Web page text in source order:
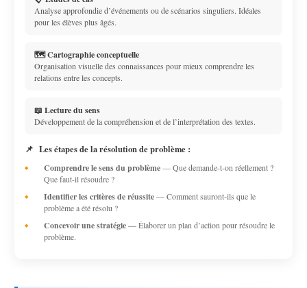
Analyse approfondie d’événements ou de scénarios singuliers. Idéales
pour les élèves plus âgés.
🗺️ Cartographie conceptuelle
Organisation visuelle des connaissances pour mieux comprendre les
relations entre les concepts.
📖 Lecture du sens
Développement de la compréhension et de l’interprétation des textes.
📌 Les étapes de la résolution de problème :
Comprendre le sens du problème— Que demande-t-on réellement ?
Que faut-il résoudre ?
Identifier les critères de réussite— Comment sauront-ils que le
problème a été résolu ?
Concevoir une stratégie— Élaborer un plan d’action pour résoudre le
problème.